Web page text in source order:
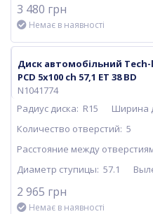
3 480 грн
Немає в наявності
Диск автомобільний Tech-
PCD 5x100 ch 57,1 ET 38 BD
N1041774
Радиус диска: R15 Ширина
Количество отверстий: 5
Расстояние между
Диаметр ступицы: 57.1
2 965 грн
Немає в наявності